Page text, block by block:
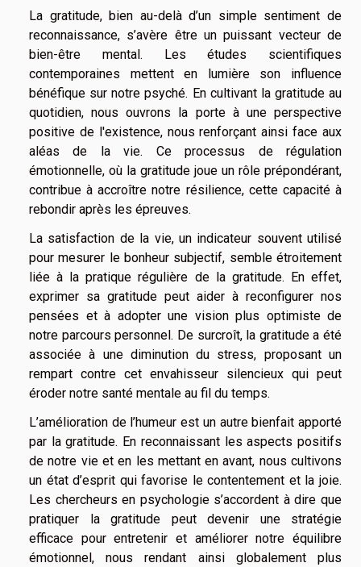
La gratitude, bien au-delà d’un simple sentiment de
reconnaissance, s’avère être un puissant vecteur de
bien-être mental. Les études scientifiques
contemporaines mettent en lumière son influence
bénéfique sur notre psyché. En cultivant la gratitude au
quotidien, nous ouvrons la porte à une perspective
positive de l'existence, nous renforçant ainsi face aux
aléas de la vie. Ce processus de régulation
émotionnelle, où la gratitude joue un rôle prépondérant,
contribue à accroître notre résilience, cette capacité à
rebondir après les épreuves.
La satisfaction de la vie, un indicateur souvent utilisé
pour mesurer le bonheur subjectif, semble étroitement
liée à la pratique régulière de la gratitude. En effet,
exprimer sa gratitude peut aider à reconfigurer nos
pensées et à adopter une vision plus optimiste de
notre parcours personnel. De surcroît, la gratitude a été
associée à une diminution du stress, proposant un
rempart contre cet envahisseur silencieux qui peut
éroder notre santé mentale au fil du temps.
L’amélioration de l’humeur est un autre bienfait apporté
par la gratitude. En reconnaissant les aspects positifs
de notre vie et en les mettant en avant, nous cultivons
un état d’esprit qui favorise le contentement et la joie.
Les chercheurs en psychologie s’accordent à dire que
pratiquer la gratitude peut devenir une stratégie
efficace pour entretenir et améliorer notre équilibre
émotionnel, nous rendant ainsi globalement plus